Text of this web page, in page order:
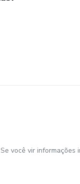
você vir informações